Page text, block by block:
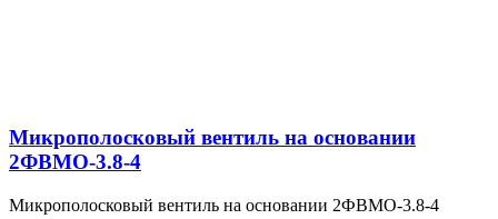
Микрополосковый вентиль на основании
2ФВМO-3.8-4
Микрополосковый вентиль на основании 2ФВМO-3.8-4